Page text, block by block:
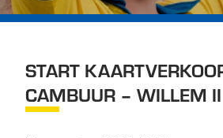
START
CAMBUUR – WILLEM II